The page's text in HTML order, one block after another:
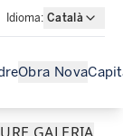
Idioma: Català
Obra Nova